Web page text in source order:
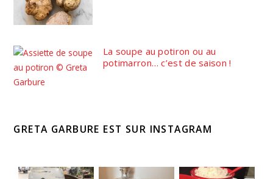
La soupe au potiron ou au
potimarron… c’est de saison !
GRETA GARBURE EST SUR INSTAGRAM